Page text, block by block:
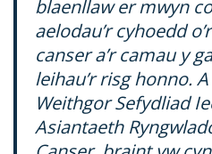
blaenllaw er mwyn
aelodau’r cyhoedd
canser a’r camau y
leihau’r risg honno.
Weithgor Sefydliad
Asiantaeth